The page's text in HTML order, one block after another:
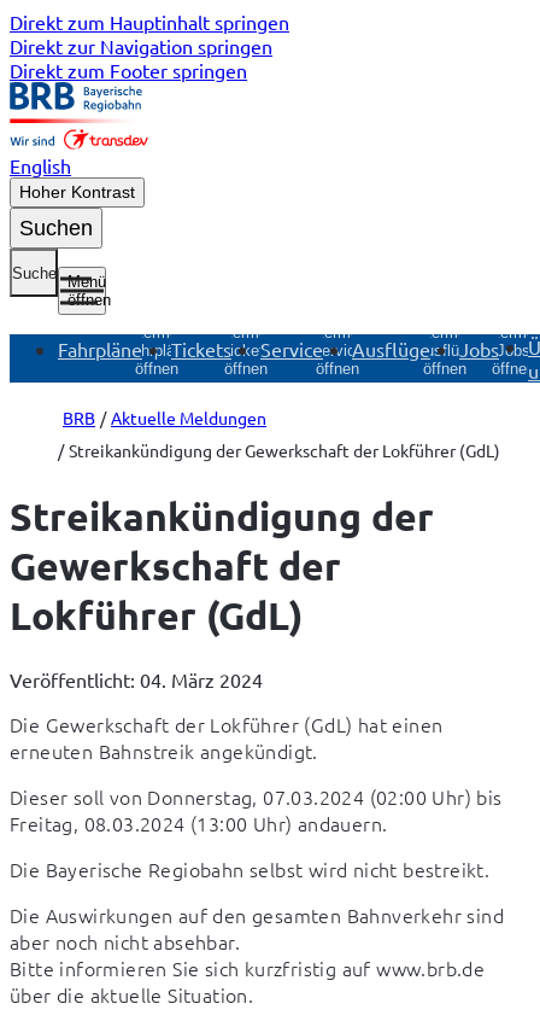
Direkt zum Hauptinhalt springen
Direkt zur Navigation springen
Direkt zum Footer springen
English
Hoher Kontrast
Suchen
Suche
Menü
öffnen
Fahrpläne
Untermenü
Fahrpläne
öffnen
Tickets
Untermenü
Tickets
öffnen
Service
Untermenü
Service
öffnen
Ausflüge
Untermenü
Ausflüge
öffnen
JobsJobs
öffnen
BRB
Aktuelle Meldungen
Streikankündigung der Gewerkschaft der Lokführer (GdL)
Streikankündigung der
Gewerkschaft der
Lokführer (GdL)
Veröffentlicht: 04. März 2024
Die Gewerkschaft der Lokführer (GdL) hat einen
erneuten Bahnstreik angekündigt.
Dieser soll von Donnerstag, 07.03.2024 (02:00 Uhr) bis
Freitag, 08.03.2024 (13:00 Uhr) andauern.
Die Bayerische Regiobahn selbst wird nicht bestreikt.
Die Auswirkungen auf den gesamten Bahnverkehr sind
aber noch nicht absehbar.
Bitte informieren Sie sich kurzfristig auf www.brb.de
über die aktuelle Situation.